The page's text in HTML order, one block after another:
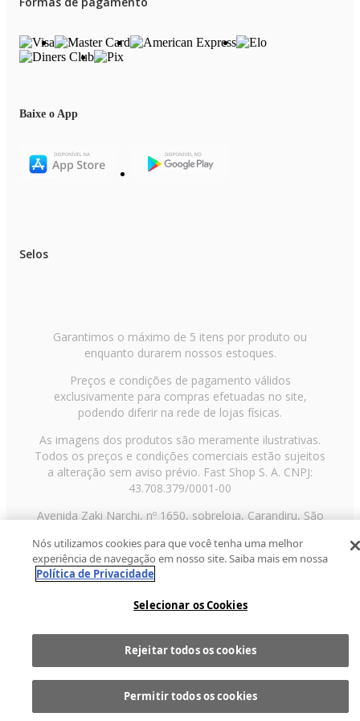
Comprar
Baixe o App
Selos
Garantimos o máximo de 5 itens por produto ou
enquanto durarem nossos estoques.
Preços e condições de pagamento válidos
exclusivamente para compras efetuadas no site,
podendo diferir na rede de lojas físicas.
As imagens dos produtos são meramente ilustrativas.
Todos os preços e condições comerciais estão sujeitos
a alteração sem aviso prévio. Fast Shop S. A. CNPJ:
43.708.379/0001-00
Avenida Zaki Narchi, nº 1650, sobreloja, Carandiru, São
2013 Fast Shop - Todos os direitos reservadosRF
Nós utilizamos cookies para que você tenha uma melhor
experiência de navegação em nosso site. Saiba mais em nossa
Política de Privacidade
Selecionar os Cookies
Rejeitar todos os cookies
Permitir todos os cookies